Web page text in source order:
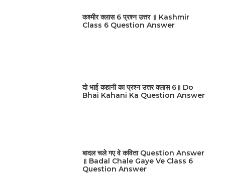
कश्मीर क्लास 6 प्रश्न उत्तर ॥ Kashmir
Class 6 Question Answer
दो भाई कहानी का प्रश्न उत्तर क्लास 6॥ Do
Bhai Kahani Ka Question Answer
बादल चले गए वे कविता Question Answer
॥ Badal Chale Gaye Ve Class 6
Question Answer